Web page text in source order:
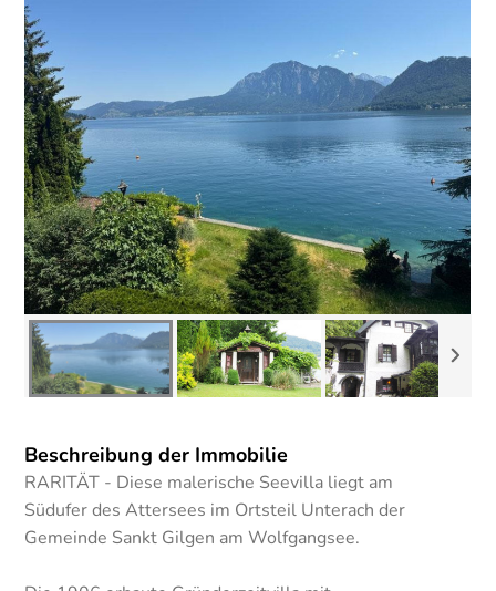
Beschreibung der Immobilie
RARITÄT - Diese malerische Seevilla liegt am
Südufer des Attersees im Ortsteil Unterach der
Gemeinde Sankt Gilgen am Wolfgangsee.